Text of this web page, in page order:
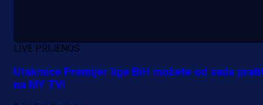
A Selekcija
LIVE PRIJENOS
Utakmice Premijer lige BiH možete od sada
na MY TV!